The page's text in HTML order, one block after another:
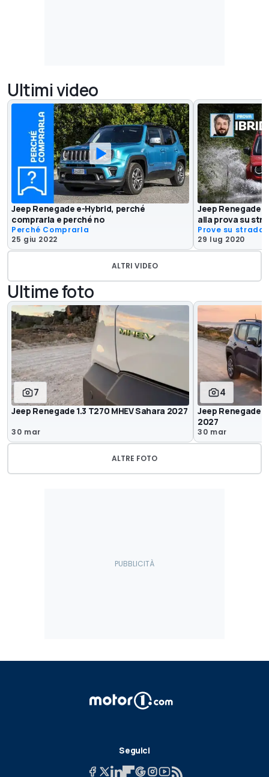
Ultimi video
Jeep Renegade e-Hybrid, perché
comprarla e perché no
Perché Comprarla
25 giu 2022
Jeep Renegade
alla prova su
Prove su strada
29 lug 2020
ALTRI VIDEO
Ultime foto
7
Jeep Renegade 1.3 T270 MHEV Sahara 2027
30 mar
4
Jeep Renegade
2027
30 mar
ALTRE FOTO
Seguici